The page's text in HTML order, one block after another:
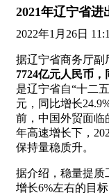
2021年辽宁省进
2022年1月26日
据辽宁省商务厅副
7724亿元人民币，
是辽宁省自“十二
元，同比增长
前，中国外贸面临
年高速增长下，
保持量稳质升。
据介绍，稳量提质
增长6%左右的目